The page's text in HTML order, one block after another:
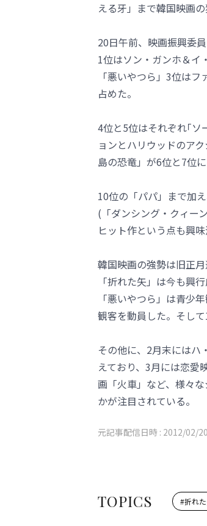
える牙」まで韓国映画
20日午前、映画振興委
1位はソン・ガンホ＆イ
「悪いやつら」3位は
占めた。
4位と5位はそれぞれ｢
ョンとハリウッドのア
島の恐竜」が6位と7位
10位の「パパ」まで加
(「ダンシング・クィー
ヒット作という点も興味
韓国映画の強勢は旧正
「折れた矢」は今も興
「悪いやつら」は青少
観客を動員した。そし
その他に、2月末にはハ
えており、3月には恋愛
画「火車」など、様々
かが注目されている。
元記事配信日時 : 2012/02/
TOPICS #折れ